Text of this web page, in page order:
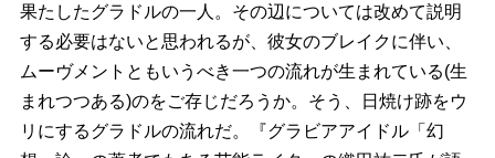
果たしたグラドルの一人。その辺については改めて説明
する必要はないと思われるが、彼女のブレイクに伴い、
ムーヴメントともいうべき一つの流れが生まれている(生
まれつつある)のをご存じだろうか。そう、日焼け跡をウ
リにするグラドルの流れだ。『グラビアアイドル「幻